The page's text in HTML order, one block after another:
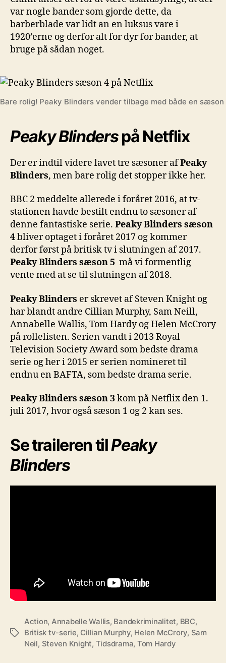
var nogle bander som gjorde dette, da
barberblade var lidt an en luksus vare i
1920’erne og derfor alt for dyr for bander, at
bruge på sådan noget.
Bare rolig! Peaky Blinders vender tilbage med både en
Peaky Blinderspå Netflix
Der er indtil videre lavet tre sæsoner afPeaky
Blinders, men bare rolig det stopper ikke her.
BBC 2 meddelte allerede i foråret 2016, at tv-
stationen havde bestilt endnu to sæsoner af
denne fantastiske serie. Peaky Blinders sæson
4bliver optaget i foråret 2017 og kommer
derfor først på britisk tv i slutningen af 2017.
Peaky Blinders sæson 5 må vi formentlig
vente med at se til slutningen af 2018.
Peaky Blinders er skrevet af Steven Knight og
har blandt andre Cillian Murphy, Sam Neill,
Annabelle Wallis, Tom Hardy og Helen McCrory
på rollelisten. Serien vandt i 2013 Royal
Television Society Award som bedste drama
serie og her i 2015 er serien nomineret til
endnu en BAFTA, som bedste drama serie.
Peaky Blinders sæson 3kom på Netflix den 1.
juli 2017, hvor også sæson 1 og 2 kan ses.
Se traileren tilPeaky
Blinders
Tags
Action, Annabelle Wallis, Bandekriminalitet, BBC,
Britisk tv-serie, Cillian Murphy, Helen McCrory, Sam
Neil, Steven Knight, Tidsdrama, Tom Hardy